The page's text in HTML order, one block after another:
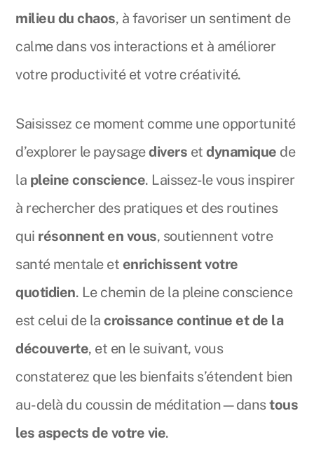
milieu du chaos, à favoriser un sentiment de
calme dans vos interactions et à améliorer
votre productivité et votre créativité.
Saisissez ce moment comme une opportunité
d’explorer le paysagedivers etdynamique de
la pleine conscience. Laissez-le vous inspirer
à rechercher des pratiques et des routines
qui résonnent en vous, soutiennent votre
santé mentale et enrichissent votre
quotidien. Le chemin de la pleine conscience
est celui de lacroissance continue et de la
découverte, et en le suivant, vous
constaterez que les bienfaits s’étendent bien
au-delà du coussin de méditation—danstous
les aspects de votre vie.